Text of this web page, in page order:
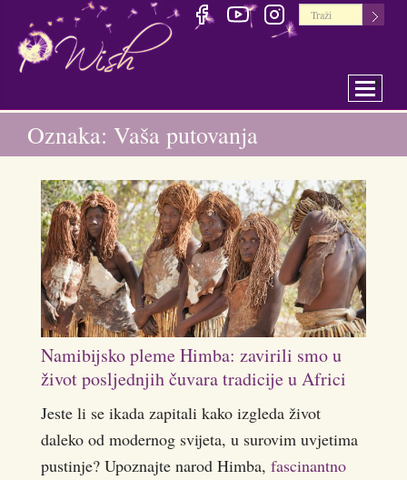
Oznaka: Vaša putovanja
Namibijsko pleme Himba: zavirili smo u
život posljednjih čuvara tradicije u Africi
Jeste li se ikada zapitali kako izgleda život
daleko od modernog svijeta, u surovim uvjetima
pustinje? Upoznajte narod Himba, fascinantno